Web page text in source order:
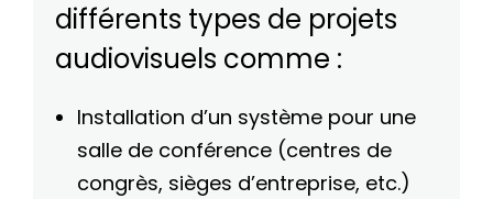
différents types de projets
audiovisuels comme :
Installation d’un système pour une
salle de conférence (centres de
congrès, sièges d’entreprise, etc.)